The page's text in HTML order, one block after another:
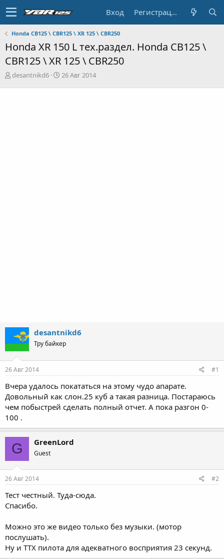
Вход Регистрация
Honda CB125 \ CBR125 \ XR 125 \ CBR250
Honda XR 150 L тех.раздел. Honda CB125 \
CBR125 \ XR 125 \ CBR250
А
desantnikd6
Д
26 Авг 2014
desantnikd6
Тру байкер
26 Авг 2014 #1
Вчера удалось покататься на этому чудо апарате.
Довольный как слон.25 куб а такая разница. Постараюсь
чем побыстрей сделать полный отчет. А пока разгон 0-
100 .
G GreenLord
Guest
26 Авг 2014 #2
Тест честный. Туда-сюда.
Спасибо.
Можно это же видео только без музыки. (мотор
послушать).
Ну и ТТХ пилота для адекватного восприятия 23 секунд.